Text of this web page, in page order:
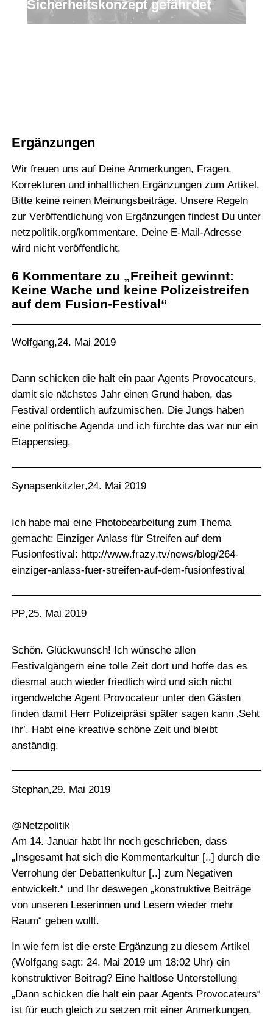
Sicherheitskonzept gefährdet
Ergänzungen
Wir freuen uns auf Deine Anmerkungen, Fragen,
Korrekturen und inhaltlichen Ergänzungen zum Artikel.
Bitte keine reinen Meinungsbeiträge. Unsere Regeln
zur Veröffentlichung von Ergänzungen findest Du unter
netzpolitik.org/kommentare. Deine E-Mail-Adresse
wird nicht veröffentlicht.
6 Kommentare zu „Freiheit gewinnt:
Keine Wache und keine Polizeistreifen
auf dem Fusion-Festival“
Wolfgang,24. Mai 2019
Dann schicken die halt ein paar Agents Provocateurs,
damit sie nächstes Jahr einen Grund haben, das
Festival ordentlich aufzumischen. Die Jungs haben
eine politische Agenda und ich fürchte das war nur ein
Etappensieg.
Synapsenkitzler,24. Mai 2019
Ich habe mal eine Photobearbeitung zum Thema
gemacht: Einziger Anlass für Streifen auf dem
Fusionfestival: http://www.frazy.tv/news/blog/264-
einziger-anlass-fuer-streifen-auf-dem-fusionfestival
PP,25. Mai 2019
Schön. Glückwunsch! Ich wünsche allen
Festivalgängern eine tolle Zeit dort und hoffe das es
diesmal auch wieder friedlich wird und sich nicht
irgendwelche Agent Provocateur unter den Gästen
finden damit Herr Polizeipräsi später sagen kann ‚Seht
ihr’. Habt eine kreative schöne Zeit und bleibt
anständig.
Stephan,29. Mai 2019
@Netzpolitik
Am 14. Januar habt Ihr noch geschrieben, dass
„Insgesamt hat sich die Kommentarkultur [..] durch die
Verrohung der Debattenkultur [..] zum Negativen
entwickelt.“ und Ihr deswegen „konstruktive Beiträge
von unseren Leserinnen und Lesern wieder mehr
Raum“ geben wollt.
In wie fern ist die erste Ergänzung zu diesem Artikel
(Wolfgang sagt: 24. Mai 2019 um 18:02 Uhr) ein
konstruktiver Beitrag? Eine haltlose Unterstellung
„Dann schicken die halt ein paar Agents Provocateurs“
ist für euch gleich zu setzen mit einer Anmerkungen,